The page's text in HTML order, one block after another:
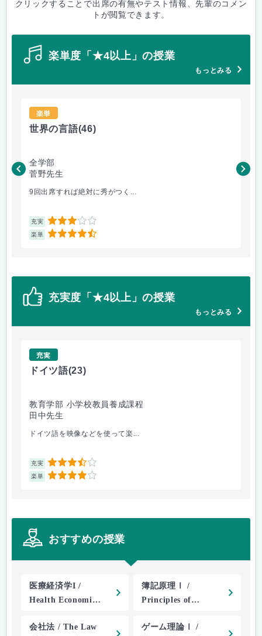
クリックすることで出席の有無やテスト情報、先輩のコメン
トが閲覧できます。
楽単度「★4以上」の授業
もっとみる
楽単
世界の言語(46)
全学部
菅野先生
9回出席すれば絶対に秀がつく...
充実 3
楽単 4.5
菅
充実度「★4以上」の授業
もっとみる
充実
ドイツ語(23)
教育学部 小学校教員養成課程
田中先生
ドイツ語を映像などを使って楽...
充実 3.5
楽単 4
おすすめの授業
医療経済学I /
Health Economics
簿記原理Ⅰ /
Principles of
会社法 / The Law
ゲーム理論Ⅰ /